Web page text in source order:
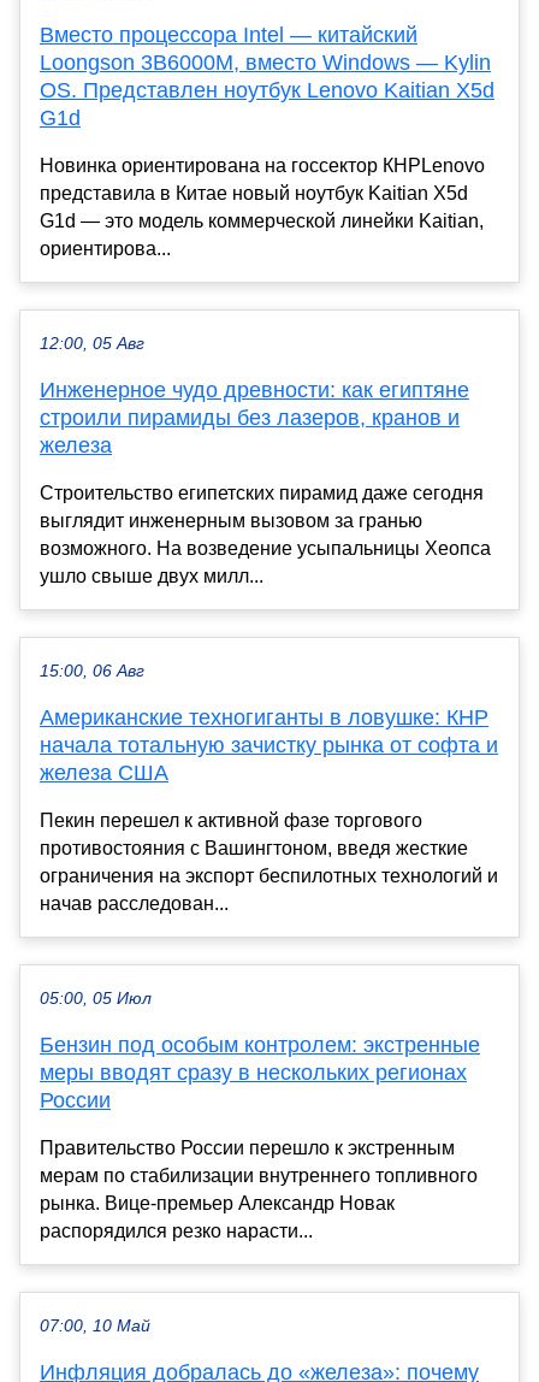
Вместо процессора Intel — китайский
Loongson 3B6000M, вместо Windows — Kylin
OS. Представлен ноутбук Lenovo Kaitian X5d
G1d
Новинка ориентирована на госсектор КНРLenovo
представила в Китае новый ноутбук Kaitian X5d
G1d — это модель коммерческой линейки Kaitian,
ориентирова...
12:00, 05 Авг
Инженерное чудо древности: как египтяне
строили пирамиды без лазеров, кранов и
железа
Строительство египетских пирамид даже сегодня
выглядит инженерным вызовом за гранью
возможного. На возведение усыпальницы Хеопса
ушло свыше двух милл...
15:00, 06 Авг
Американские техногиганты в ловушке: КНР
начала тотальную зачистку рынка от софта и
железа США
Пекин перешел к активной фазе торгового
противостояния с Вашингтоном, введя жесткие
ограничения на экспорт беспилотных технологий и
начав расследован...
05:00, 05 Июл
Бензин под особым контролем: экстренные
меры вводят сразу в нескольких регионах
России
Правительство России перешло к экстренным
мерам по стабилизации внутреннего топливного
рынка. Вице-премьер Александр Новак
распорядился резко нарасти...
07:00, 10 Май
Инфляция добралась до «железа»: почему